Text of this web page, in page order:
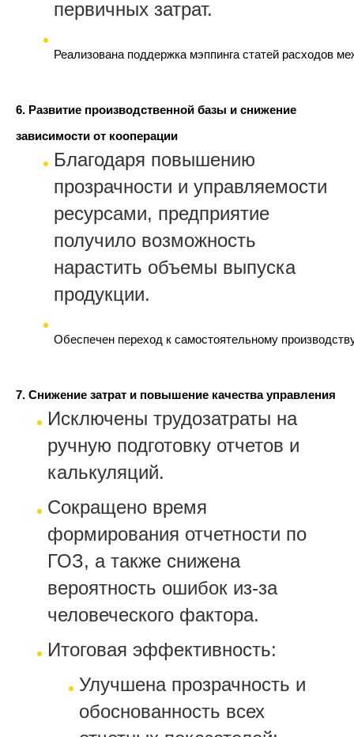
первичных затрат.
Реализована поддержка мэппинга статей расходов
6. Развитие производственной базы и снижение
зависимости от кооперации
Благодаря повышению
прозрачности и управляемости
ресурсами, предприятие
получило возможность
нарастить объемы выпуска
продукции.
Обеспечен переход к самостоятельному
7. Снижение затрат и повышение качества управления
Исключены трудозатраты на
ручную подготовку отчетов и
калькуляций.
Сокращено время
формирования отчетности по
ГОЗ, а также снижена
вероятность ошибок из-за
человеческого фактора.
Итоговая эффективность:
Улучшена прозрачность и
обоснованность всех